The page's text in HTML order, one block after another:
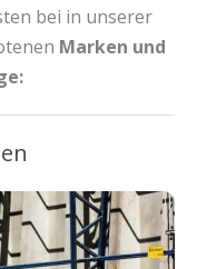
bei in unserer
Marken und